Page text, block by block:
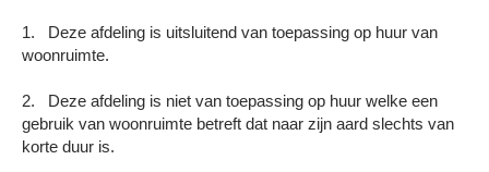
1. Deze afdeling is uitsluitend van toepassing op huur van
woonruimte.
2. Deze afdeling is niet van toepassing op huur welke een
gebruik van woonruimte betreft dat naar zijn aard slechts van
korte duur is.